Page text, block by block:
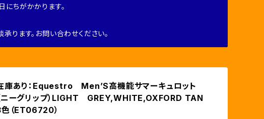
ちがかかります。
ります。お問い合わせください。
庫あり：Equestro Men’S高機能サマーキュロット
ニーグリップ）LIGHT GREY,WHITE,OXFORD TAN
（ET06720）